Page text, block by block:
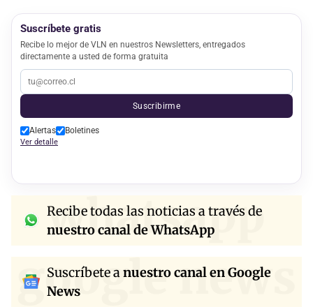
Suscríbete gratis
Recibe lo mejor de VLN en nuestros Newsletters, entregados
directamente a usted de forma gratuita
Suscribirme
Alertas Boletines
Ver detalle
whatsapp
Recibe todas las noticias a través de
nuestro canal de WhatsApp
google news
Suscríbete anuestro canal en Google
News